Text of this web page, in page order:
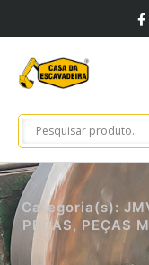
Categoria(s):
PEÇAS,PEÇAS